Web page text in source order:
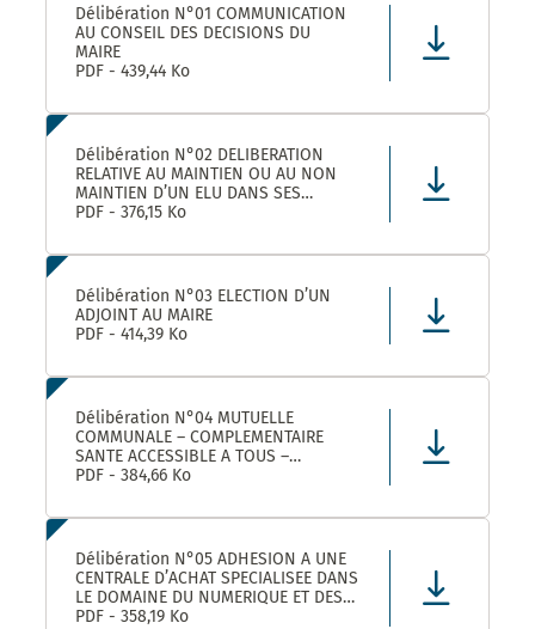
Délibération N°01 COMMUNICATION
AU CONSEIL DES DECISIONS DU
MAIRE
PDF - 439,44 Ko
Délibération N°02 DELIBERATION
RELATIVE AU MAINTIEN OU AU NON
MAINTIEN D’UN ELU DANS SES
FONCTIONS D’ADJOINT AU MAIRE
PDF - 376,15 Ko
Délibération N°03 ELECTION D’UN
ADJOINT AU MAIRE
PDF - 414,39 Ko
Délibération N°04 MUTUELLE
COMMUNALE – COMPLEMENTAIRE
SANTE ACCESSIBLE A TOUS –
CONVENTION DE PARTENARIAT AVEC
APPROBATION ET AUTORISATION DE
PDF - 384,66 Ko
Délibération N°05 ADHESION A UNE
CENTRALE D’ACHAT SPECIALISEE DANS
LE DOMAINE DU NUMERIQUE ET DES
TELECOMS DENOMMEE « CANUT »
PDF - 358,19 Ko